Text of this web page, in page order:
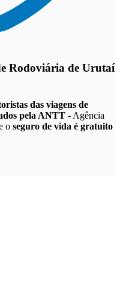
Rodoviária de Urutaí
das viagens de
pela ANTT - Agência
o seguro de vida é gratuito